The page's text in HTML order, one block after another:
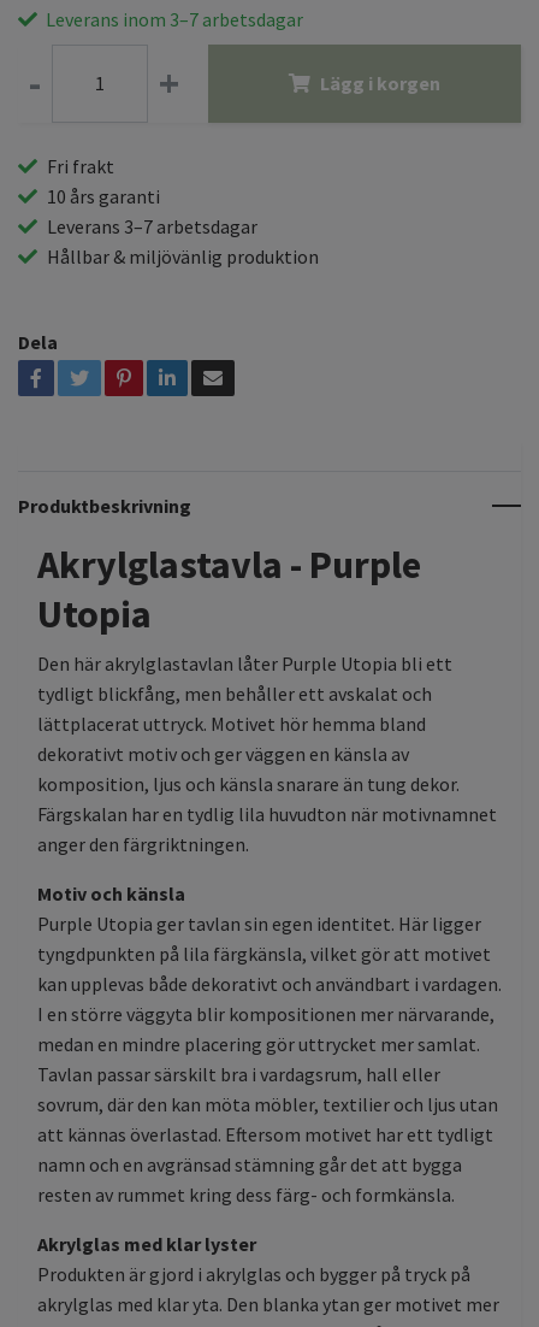
Leverans inom 3–7 arbetsdagar
- + Lägg i korgen
Fri frakt
10 års garanti
Leverans 3–7 arbetsdagar
Hållbar & miljövänlig produktion
Dela
Produktbeskrivning
Akrylglastavla - Purple
Utopia
Den här akrylglastavlan låter Purple Utopia bli ett
tydligt blickfång, men behåller ett avskalat och
lättplacerat uttryck. Motivet hör hemma bland
dekorativt motiv och ger väggen en känsla av
komposition, ljus och känsla snarare än tung dekor.
Färgskalan har en tydlig lila huvudton när motivnamnet
anger den färgriktningen.
Motiv och känsla
Purple Utopia ger tavlan sin egen identitet. Här ligger
tyngdpunkten på lila färgkänsla, vilket gör att motivet
kan upplevas både dekorativt och användbart i vardagen.
I en större väggyta blir kompositionen mer närvarande,
medan en mindre placering gör uttrycket mer samlat.
Tavlan passar särskilt bra i vardagsrum, hall eller
sovrum, där den kan möta möbler, textilier och ljus utan
att kännas överlastad. Eftersom motivet har ett tydligt
namn och en avgränsad stämning går det att bygga
resten av rummet kring dess färg- och formkänsla.
Akrylglas med klar lyster
Produkten är gjord i akrylglas och bygger på tryck på
akrylglas med klar yta. Den blanka ytan ger motivet mer